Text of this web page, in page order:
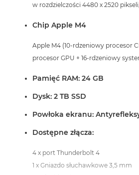
w rozdzielczości 4480 x 2520
Chip Apple M4
Apple M4 (10-rdzeniowy procesor
procesor GPU + 16-rdzeniowy
Pamięć RAM: 24 GB
Dysk: 2 TB SSD
Powłoka ekranu:
Dostępne złącza:
4 x port Thunderbolt 4
1 x Gniazdo słuchawkowe 3,5 mm